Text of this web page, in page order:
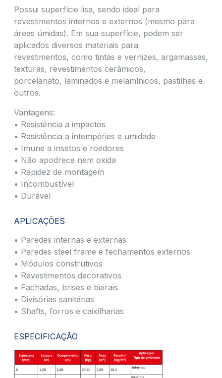
Possui superfície lisa, sendo ideal para
revestimentos internos e externos (mesmo para
áreas úmidas). Em sua superfície, podem ser
aplicados diversos materiais para
revestimentos, como tintas e vernizes, argamassas,
texturas, revestimentos cerâmicos,
porcelanato, laminados e melamínicos, pastilhas e
outros.
Vantagens:
• Resistência a impactos
• Resistência a intempéries e umidade
• Imune a insetos e roedores
• Não apodrece nem oxida
• Rapidez de montagem
• Incombustível
• Durável
APLICAÇÕES
• Paredes internas e externas
• Paredes steel frame e fechamentos externos
• Módulos construtivos
• Revestimentos decorativos
• Fachadas, brises e beirais
• Divisórias sanitárias
• Shafts, forros e caixilharias
ESPECIFICAÇÃO